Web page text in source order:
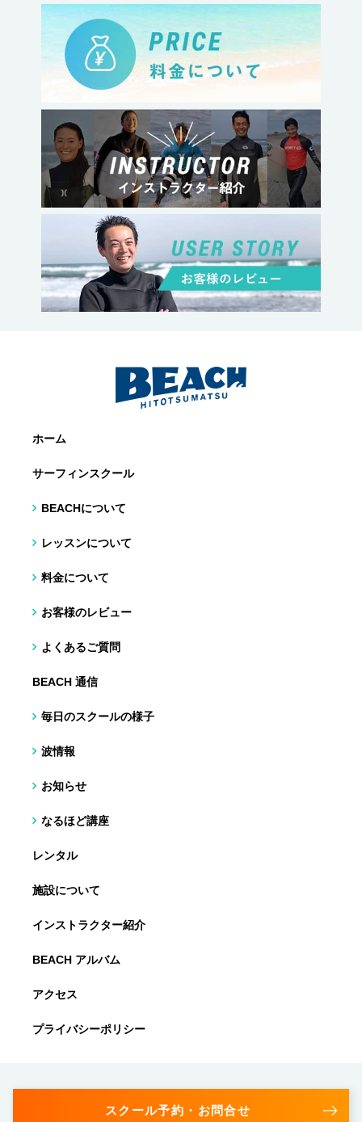
ホーム
サーフィンスクール
BEACHについて
レッスンについて
料金について
お客様のレビュー
よくあるご質問
BEACH 通信
毎日のスクールの様子
波情報
お知らせ
なるほど講座
レンタル
施設について
インストラクター紹介
BEACH アルバム
アクセス
プライバシーポリシー
スクール予約・お問合せ